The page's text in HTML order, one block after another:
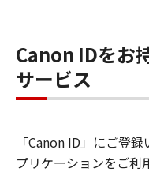
Canon IDをお
サービス
「Canon ID」にご登
プリケーションをご利